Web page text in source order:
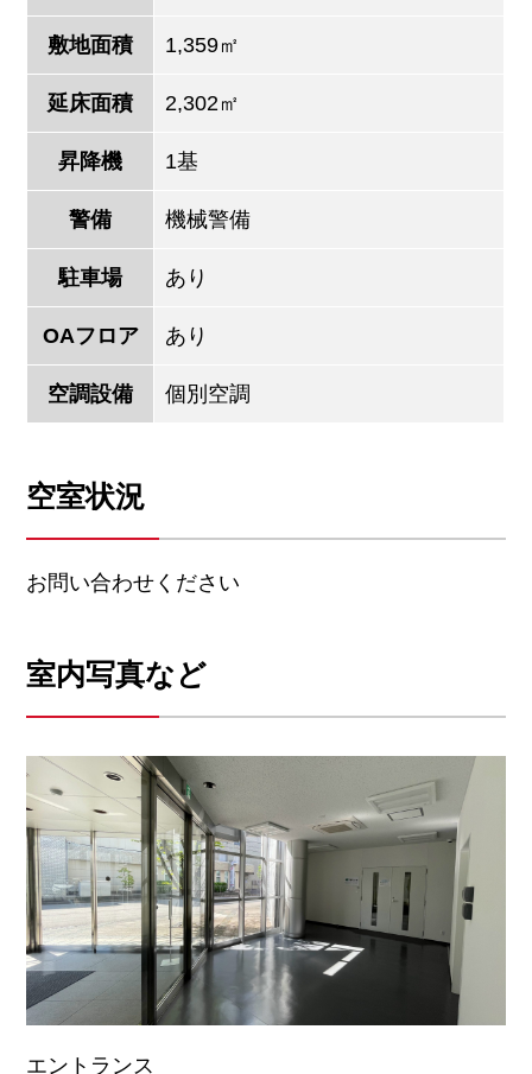
敷地面積 1,359㎡
延床面積 2,302㎡
昇降機 1基
警備 機械警備
駐車場 あり
OAフロア あり
空調設備 個別空調
空室状況
お問い合わせください
室内写真など
エントランス